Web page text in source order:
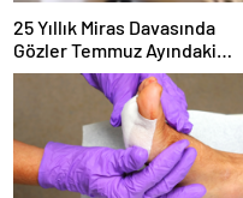
25 Yıllık Miras Davasında
Gözler Temmuz Ayındaki
Karar Duruşmasına Çevrildi